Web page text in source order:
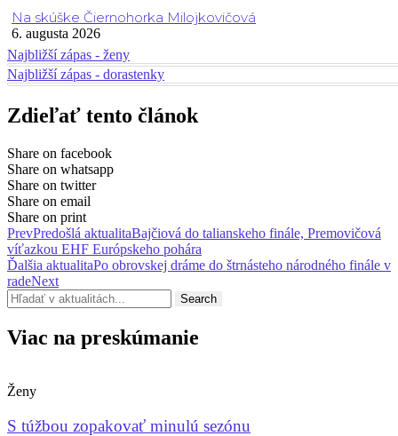
Na skúške Čiernohorka Milojkovičová
6. augusta 2026
Najbližší zápas - ženy
Najbližší zápas - dorastenky
Zdieľať tento článok
Share on facebook
Share on whatsapp
Share on twitter
Share on email
Share on print
PrevPredošlá aktualitaBajčiová do talianskeho finále, Premovičová
víťazkou EHF Európskeho pohára
Ďalšia aktualitaPo obrovskej dráme do štrnásteho národného finále v
radeNext
Search
Viac na preskúmanie
Ženy
S túžbou zopakovať minulú sezónu